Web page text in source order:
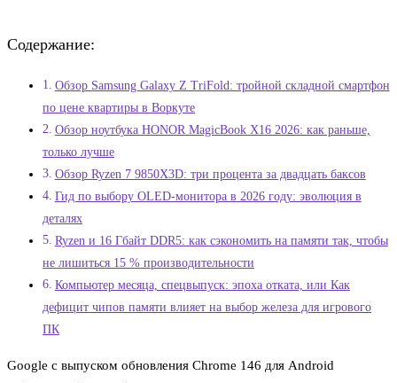
Содержание:
Обзор Samsung Galaxy Z TriFold: тройной складной смартфон
по цене квартиры в Воркуте
Обзор ноутбука HONOR MagicBook X16 2026: как раньше,
только лучше
Обзор Ryzen 7 9850X3D: три процента за двадцать баксов
Гид по выбору OLED-монитора в 2026 году: эволюция в
деталях
Ryzen и 16 Гбайт DDR5: как сэкономить на памяти так, чтобы
не лишиться 15 % производительности
Компьютер месяца, спецвыпуск: эпоха отката, или Как
дефицит чипов памяти влияет на выбор железа для игрового
ПК
Google с выпуском обновления Chrome 146 для Android